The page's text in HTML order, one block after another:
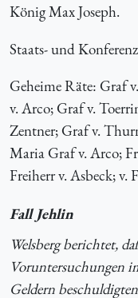
König Max Joseph.
Staats- und
Geheime Räte: Graf
v. Arco; Graf v.
Zentner; Graf v.
Maria Graf v. Arco;
Freiherr v. Asbeck; v.
Fall Jehlin
Welsberg berichtet,
Voruntersuchungen
Geldern